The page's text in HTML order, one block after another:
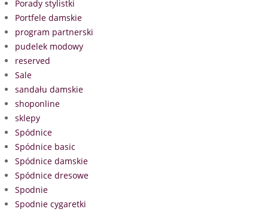
Porady stylistki
Portfele damskie
program partnerski
pudelek modowy
reserved
Sale
sandału damskie
shoponline
sklepy
Spódnice
Spódnice basic
Spódnice damskie
Spódnice dresowe
Spodnie
Spodnie cygaretki